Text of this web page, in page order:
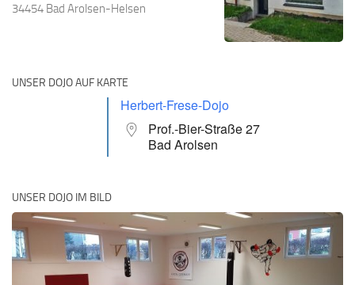
34454 Bad Arolsen-Helsen
UNSER DOJO AUF KARTE
Herbert-Frese-Dojo
Prof.-Bier-Straße 27
Bad Arolsen
UNSER DOJO IM BILD